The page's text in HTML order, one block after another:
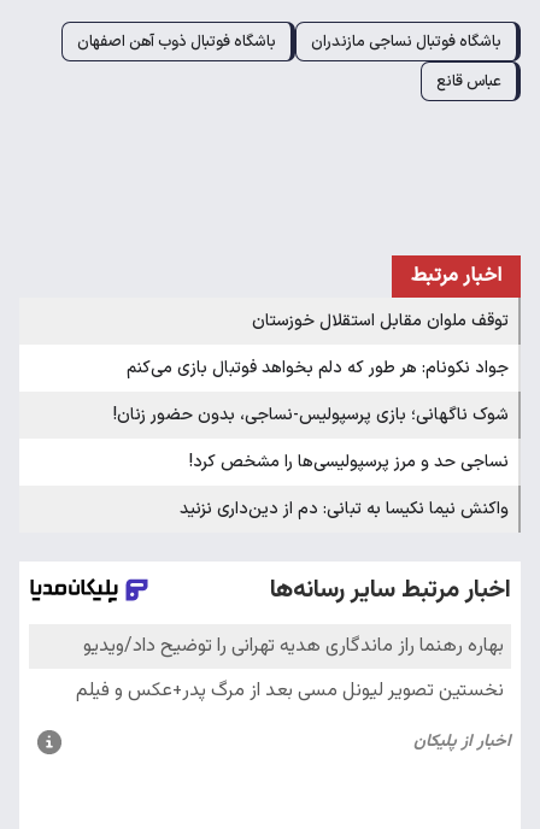
باشگاه فوتبال نساجی مازندران
باشگاه فوتبال ذوب آهن اصفهان
عباس قانع
اخبار مرتبط
توقف ملوان مقابل استقلال خوزستان
جواد نکونام: هر طور که دلم بخواهد فوتبال بازی می‌کنم
شوک ناگهانی؛ بازی پرسپولیس-نساجی، بدون حضور زنان!
نساجی حد و مرز پرسپولیسی‌ها را مشخص کرد!
واکنش نیما نکیسا به تبانی: دم از دین‌داری نزنید